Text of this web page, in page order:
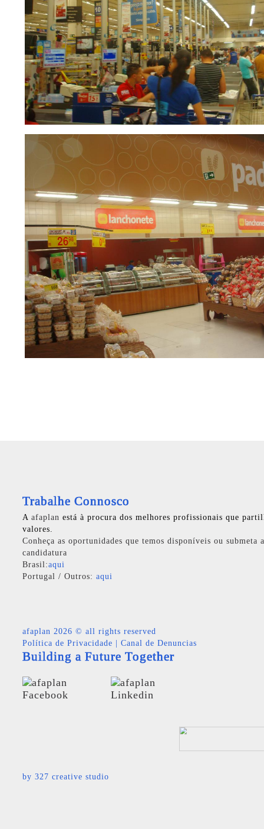
Trabalhe Connosco
A afaplan está à procura dos melhores profissionais que
valores.
Conheça as oportunidades que temos disponíveis ou submeta
candidatura
Brasil:aqui
Portugal / Outros: aqui
afaplan 2026 © all rights reserved
Política de Privacidade
Canal de Denuncias
Building a Future Together
by 327 creative studio